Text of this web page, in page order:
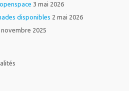
3 mai 2026
disponibles 2 mai 2026
novembre 2025